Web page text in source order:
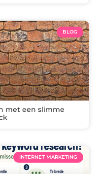
BLOG
met een slimme
INTERNET MARKETING